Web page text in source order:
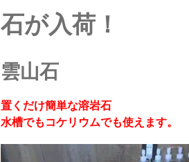
石が入荷！
雲山石
置くだけ簡単な溶岩石
水槽でもコケリウムでも使えます。